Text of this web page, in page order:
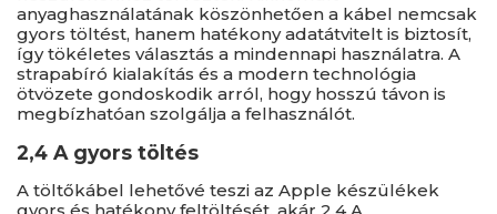
anyaghasználatának köszönhetően a kábel nemcsak
gyors töltést, hanem hatékony adatátvitelt is biztosít,
így tökéletes választás a mindennapi használatra. A
strapabíró kialakítás és a modern technológia
ötvözete gondoskodik arról, hogy hosszú távon is
megbízhatóan szolgálja a felhasználót.
2,4 A gyors töltés
A töltőkábel lehetővé teszi az Apple készülékek